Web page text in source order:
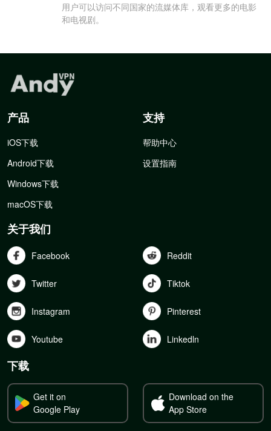
用户可以访问不同国家的流媒体库，观看更多的电影
和电视剧。
产品
iOS下载
Android下载
Windows下载
macOS下载
支持
帮助中心
设置指南
关于我们
Facebook Reddit
Twitter Tiktok
Instagram Pinterest
Youtube Linkedln
下载
Get it on
Google Play
Download on the
App Store